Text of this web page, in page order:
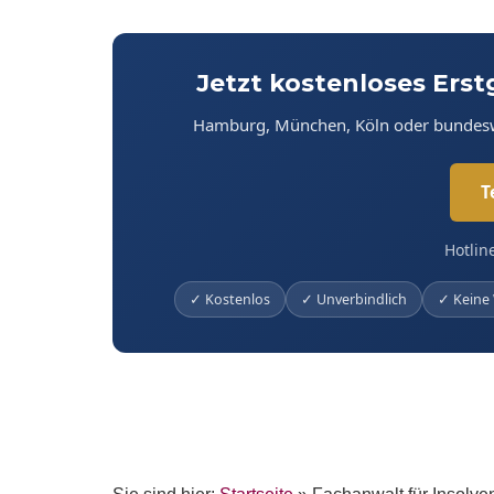
Jetzt kostenloses
Hamburg, München, Köln oder
✓ Kostenlos ✓ Unverbindlich ✓ Keine